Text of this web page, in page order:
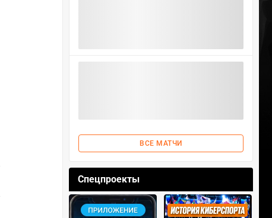
ВСЕ МАТЧИ
Спецпроекты